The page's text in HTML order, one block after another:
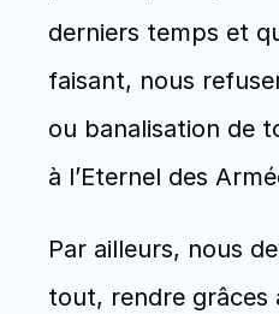
derniers temps et
faisant, nous
ou banalisation de
à l’Eternel des
Par ailleurs, nous
tout, rendre grâces